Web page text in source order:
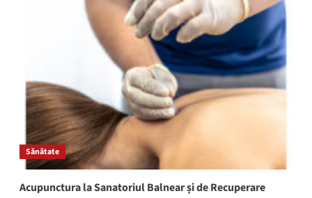
Sănătate
Acupunctura la Sanatoriul Balnear și de Recuperare